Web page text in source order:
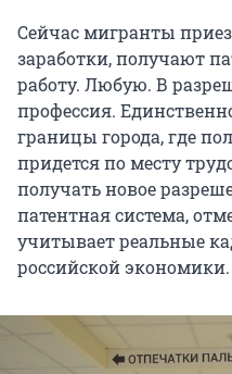
Сейчас мигранты
заработки, получают
работу. Любую. В
профессия.
границы города, где
придется по месту
получать новое
патентная система,
учитывает реальные
российской экономики.